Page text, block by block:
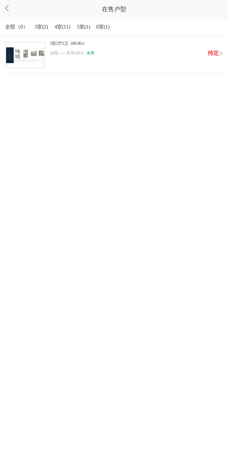
在售户型
全部（0） 3室(2) 4室(11) 5室(1) 6室(1)
5室2厅5卫 189.00㎡
合院——月华189㎡ 未售 待定万